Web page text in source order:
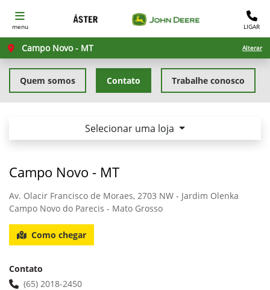
menu LIGAR
Campo Novo - MT Alterar
Quem somos Contato Trabalhe conosco
Selecionar uma loja
Campo Novo - MT
Av. Olacir Francisco de Moraes, 2703 NW - Jardim Olenka
Campo Novo do Parecis - Mato Grosso
Como chegar
Contato
(65) 2018-2450